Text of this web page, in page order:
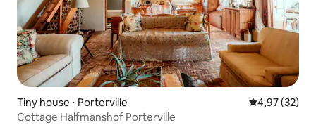
Tiny house ⋅ Porterville Évaluation
4,97 (32)
Cottage Halfmanshof Porterville